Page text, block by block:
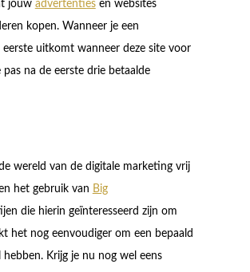
jouw advertentiesen websites
kopen. Wanneer je een
uitkomt wanneer deze site voor
na de eerste drie betaalde
wereld van de digitale marketing vrij
het gebruik van Big
die hierin geïnteresseerd zijn om
het nog eenvoudiger om een bepaald
Krijg je nu nog wel eens